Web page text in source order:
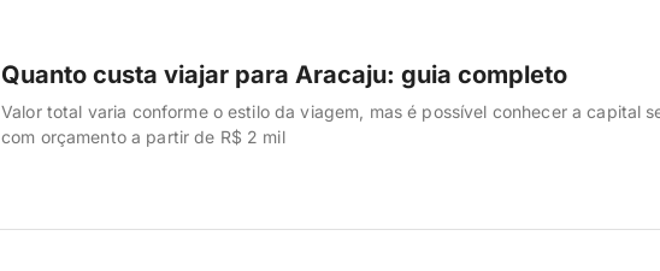
Quanto custa viajar para Aracaju: guia completo
Valor total varia conforme o estilo da viagem, mas é possível conhecer a capital
com orçamento a partir de R$ 2 mil